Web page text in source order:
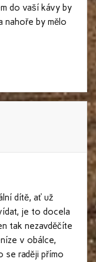
do vaší kávy by
nahoře by mělo
dítě, ať už
je to docela
tak nezavděčíte
v obálce,
se raději přímo